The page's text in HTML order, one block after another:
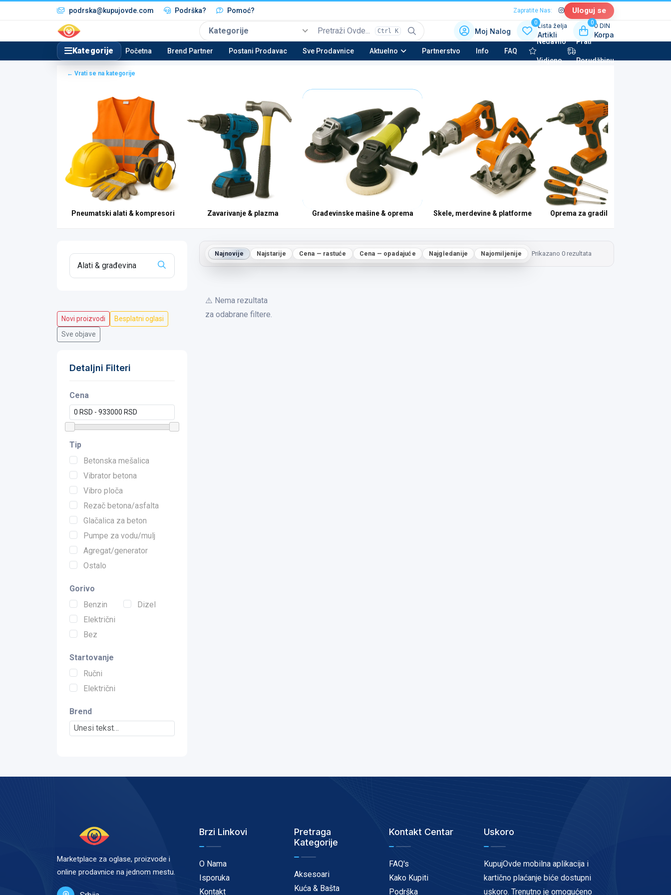
podrska@kupujovde.com Podrška? Pomoć? Zapratite Nas: Uloguj se
Kategorije
Top kategorije Izaberi kategoriju sa slikama
Automobili i Vozila
22 potkategorija
Tehnika
16 potkategorija
Nekretnine
13 potkategorija
Bela tehnika & Kućni aparati
23 potkategorija
Moda & Obuća Lepota & Zdravlje Auto kozmetika & Tehničke tečnosti
Ctrl K Moj Nalog
0Lista želja
Artikli
00 DIN
Korpa
Kategorije Početna Brend Partner Postani Prodavac Sve Prodavnice Aktuelno Partnerstvo Info FAQ
Nedavno
Vidjeno
Prati
Porudžbinu
← Vrati se na kategorije
Pneumatski alati & kompresori Zavarivanje & plazma Građevinske mašine & oprema Skele, merdevine & platforme Oprema za gradilište & organizacija
Novi proizvodi
Besplatni oglasi
Sve objave
Detaljni Filteri
Cena
Tip
Betonska mešalica
Vibrator betona
Vibro ploča
Rezač betona/asfalta
Glačalica za beton
Pumpe za vodu/mulj
Agregat/generator
Ostalo
Gorivo
Benzin
Dizel
Električni
Bez
Startovanje
Ručni
Električni
Brend
Najnovije Najstarije Cena — rastuće Cena — opadajuće Najgledanije Najomiljenije Prikazano 0 rezultata
⚠️ Nema rezultata
za odabrane filtere.
Marketplace za oglase, proizvode i
online prodavnice na jednom mestu.
Brzi Linkovi
O Nama
Isporuka
Kontakt
Pretraga
Kategorije
Aksesoari
Kuća & Bašta
Kontakt Centar
FAQ's
Kako Kupiti
Podrška
Uskoro
KupujOvde mobilna aplikacija i
kartično plaćanje biće dostupni
uskoro. Trenutno je omogućeno